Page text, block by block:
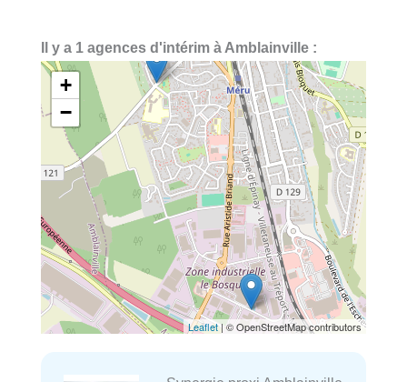
Il y a 1 agences d'intérim à Amblainville :
+
−
Leaflet| © OpenStreetMap contributors